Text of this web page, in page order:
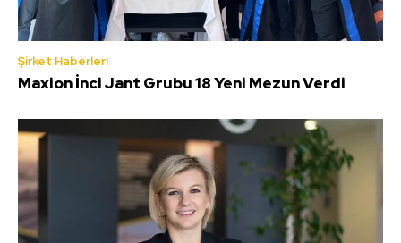
Şirket Haberleri
Maxion İnci Jant Grubu 18 Yeni Mezun Verdi